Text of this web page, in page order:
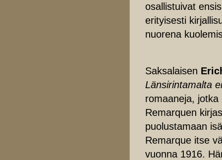
osallistuivat
erityisesti
nuorena
Saksalaisen
Länsirintamalta
romaaneja,
Remarquen
puolustamaan
Remarque itse
vuonna 1916.